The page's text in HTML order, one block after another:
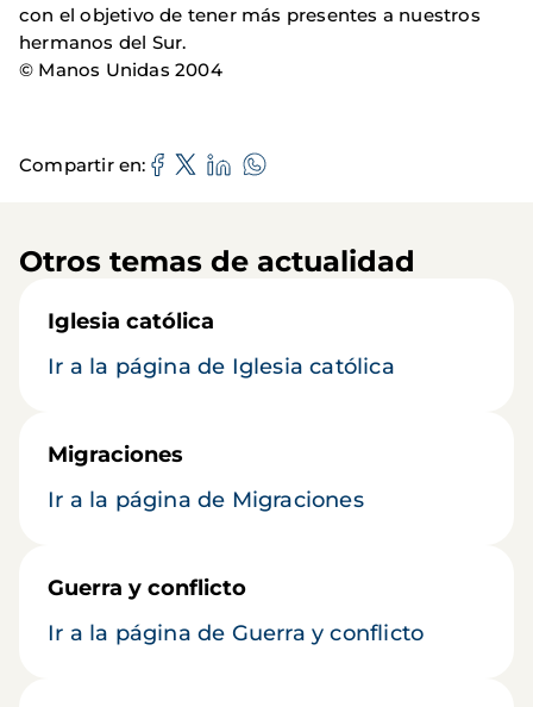
con el objetivo de tener más presentes a nuestros
hermanos del Sur.
© Manos Unidas 2004
Compartir en
Otros temas de actualidad
Iglesia católica
Ir a la página de Iglesia católica
Migraciones
Ir a la página de Migraciones
Guerra y conflicto
Ir a la página de Guerra y conflicto